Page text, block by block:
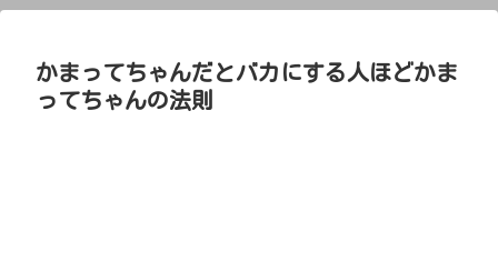
かまってちゃんだとバカにする人ほどかま
ってちゃんの法則